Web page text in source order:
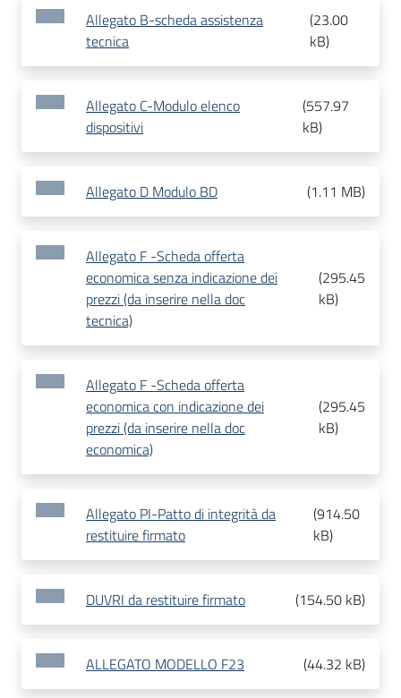
Allegato B-scheda assistenza
tecnica
(23.00
kB)
Allegato C-Modulo elenco
dispositivi
(557.97
kB)
Allegato D Modulo BD (1.11 MB)
Allegato F -Scheda offerta
economica senza indicazione dei
prezzi (da inserire nella doc
tecnica)
(295.45
kB)
Allegato F -Scheda offerta
economica con indicazione dei
prezzi (da inserire nella doc
economica)
(295.45
kB)
Allegato PI-Patto di integrità da
restituire firmato
(914.50
kB)
DUVRI da restituire firmato (154.50 kB)
ALLEGATO MODELLO F23 (44.32 kB)